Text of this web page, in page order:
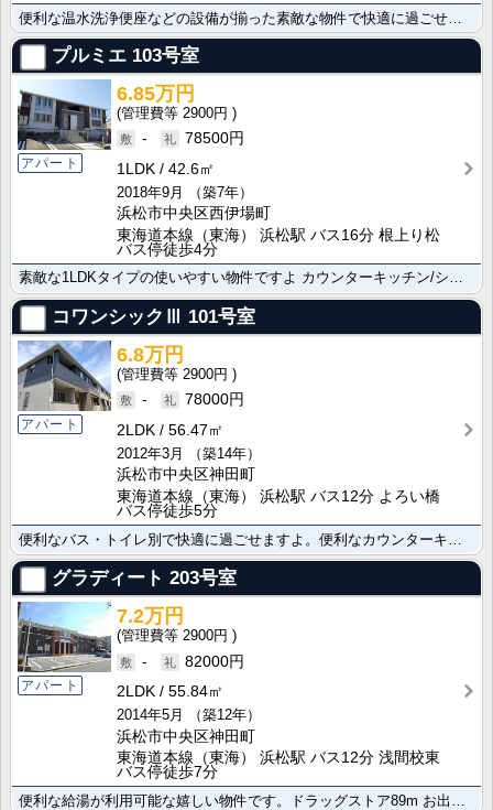
プルミエ 103号室
アパート
6.85万円
2900円
-
78500円
1LDK
42.6㎡
2018年9月
（築7年）
浜松市中央区西伊場町
東海道本線（東海） 浜松駅 バス16分 根上り松
バス停徒歩4分
素敵な1LDKタイプの使いやすい物件ですよ カウンターキッチン/システムキッチン設置でお料理好きの方･･･
コワンシックⅢ 101号室
アパート
6.8万円
2900円
-
78000円
2LDK
56.47㎡
2012年3月
（築14年）
浜松市中央区神田町
東海道本線（東海） 浜松駅 バス12分 よろい橋
バス停徒歩5分
グラディート 203号室
アパート
7.2万円
2900円
-
82000円
2LDK
55.84㎡
2014年5月
（築12年）
浜松市中央区神田町
東海道本線（東海） 浜松駅 バス12分 浅間校東
バス停徒歩7分